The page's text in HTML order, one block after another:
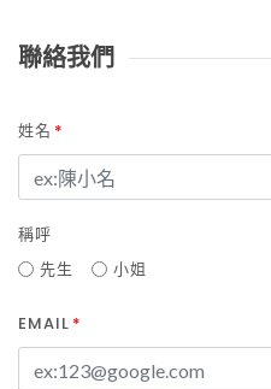
聯絡我們
姓名 *
稱呼
先生
小姐
EMAIL *